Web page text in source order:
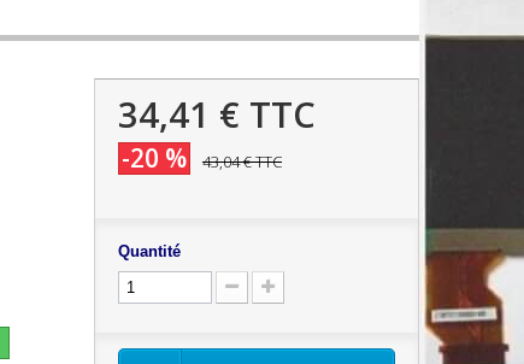
34,41 € TTC
-20 % 43,04 €TTC
Quantité